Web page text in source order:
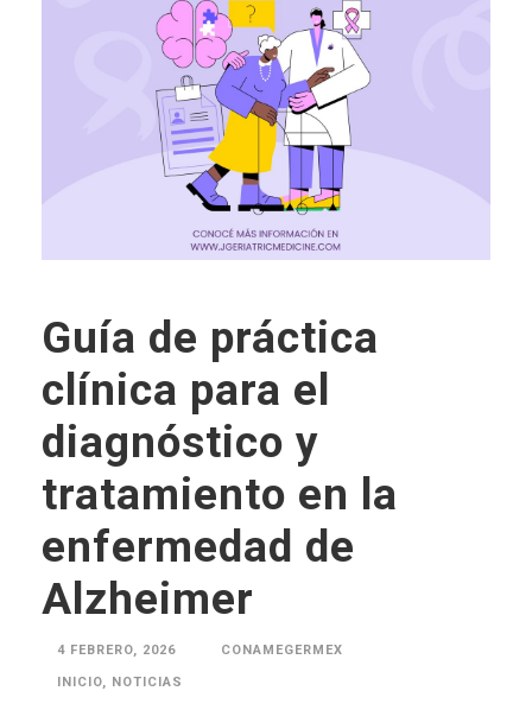
Guía de práctica
clínica para el
diagnóstico y
tratamiento en la
enfermedad de
Alzheimer
4 FEBRERO, 2026 CONAMEGERMEX
INICIO, NOTICIAS